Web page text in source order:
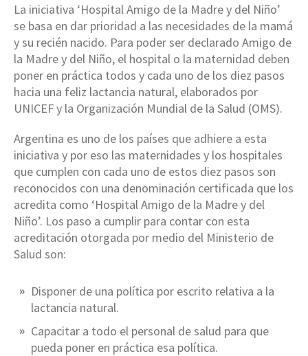
La iniciativa ‘Hospital Amigo de la Madre y del Niño’
se basa en dar prioridad a las necesidades de la mamá
y su recién nacido. Para poder ser declarado Amigo de
la Madre y del Niño, el hospital o la maternidad deben
poner en práctica todos y cada uno de los diez pasos
hacia una feliz lactancia natural, elaborados por
UNICEF y la Organización Mundial de la Salud (OMS).
Argentina es uno de los países que adhiere a esta
iniciativa y por eso las maternidades y los hospitales
que cumplen con cada uno de estos diez pasos son
reconocidos con una denominación certificada que los
acredita como ‘Hospital Amigo de la Madre y del
Niño’. Los paso a cumplir para contar con esta
acreditación otorgada por medio del Ministerio de
Salud son:
Disponer de una política por escrito relativa a la
lactancia natural.
Capacitar a todo el personal de salud para que
pueda poner en práctica esa política.